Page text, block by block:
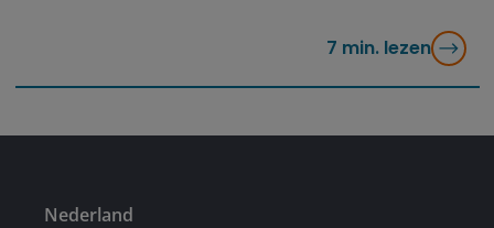
7 min. lezen
Nederland